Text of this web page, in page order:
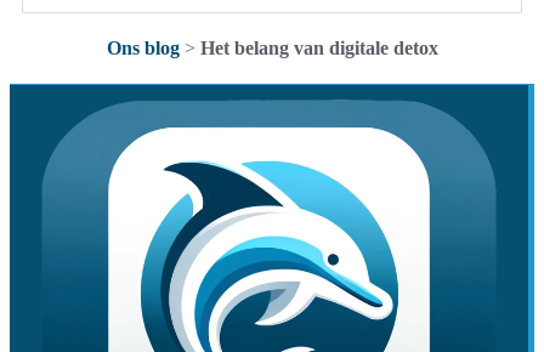
Ons blog> Het belang van digitale detox